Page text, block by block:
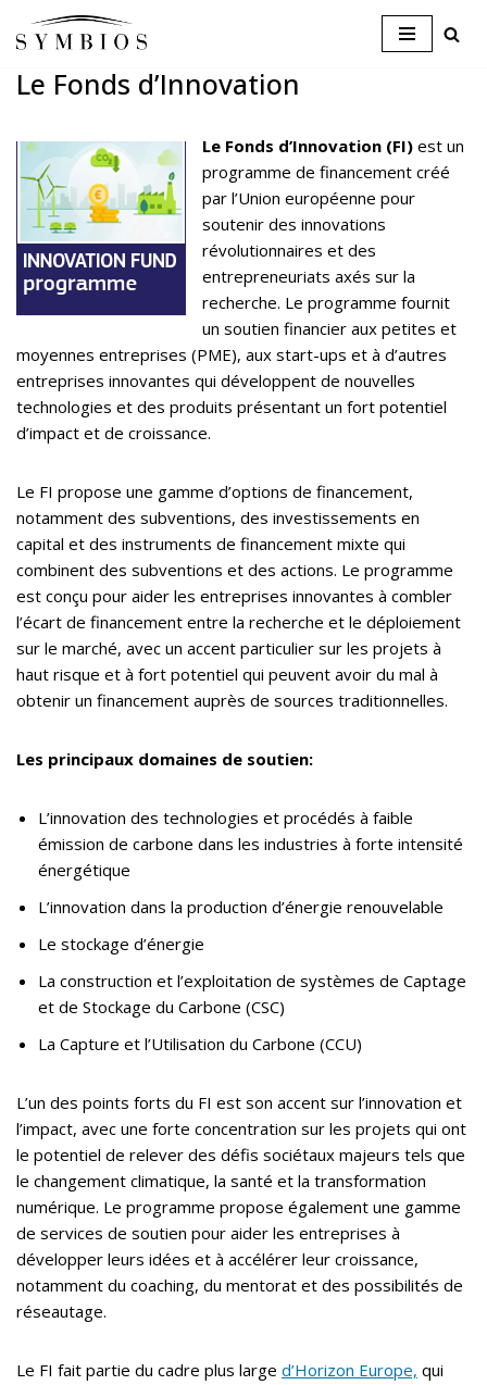
to
Le Fonds d’Innovation
Le Fonds d’Innovation (FI) est un
programme de financement créé
par l’Union européenne pour
soutenir des innovations
révolutionnaires et des
entrepreneuriats axés sur la
recherche. Le programme fournit
un soutien financier aux petites et
moyennes entreprises (PME), aux start-ups et à d’autres
entreprises innovantes qui développent de nouvelles
technologies et des produits présentant un fort potentiel
d’impact et de croissance.
Le FI propose une gamme d’options de financement,
notamment des subventions, des investissements en
capital et des instruments de financement mixte qui
combinent des subventions et des actions. Le programme
est conçu pour aider les entreprises innovantes à combler
l’écart de financement entre la recherche et le déploiement
sur le marché, avec un accent particulier sur les projets à
haut risque et à fort potentiel qui peuvent avoir du mal à
obtenir un financement auprès de sources traditionnelles.
Les principaux domaines de soutien:
L’innovation des technologies et procédés à faible
émission de carbone dans les industries à forte intensité
énergétique
L’innovation dans la production d’énergie renouvelable
Le stockage d’énergie
La construction et l’exploitation de systèmes de Captage
et de Stockage du Carbone (CSC)
La Capture et l’Utilisation du Carbone (CCU)
L’un des points forts du FI est son accent sur l’innovation et
l’impact, avec une forte concentration sur les projets qui ont
le potentiel de relever des défis sociétaux majeurs tels que
le changement climatique, la santé et la transformation
numérique. Le programme propose également une gamme
de services de soutien pour aider les entreprises à
développer leurs idées et à accélérer leur croissance,
notamment du coaching, du mentorat et des possibilités de
réseautage.
Le FI fait partie du cadre plus large d’Horizon Europe, qui